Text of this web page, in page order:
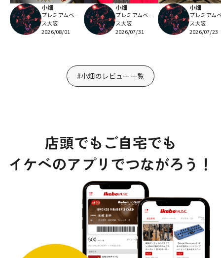
小畑
プレミアムベー
ス大阪
2026/08/01
小畑
プレミアムベー
ス大阪
2026/07/31
小畑
プレミアム
ス大阪
2026/07/23
#小畑のレビュー一覧